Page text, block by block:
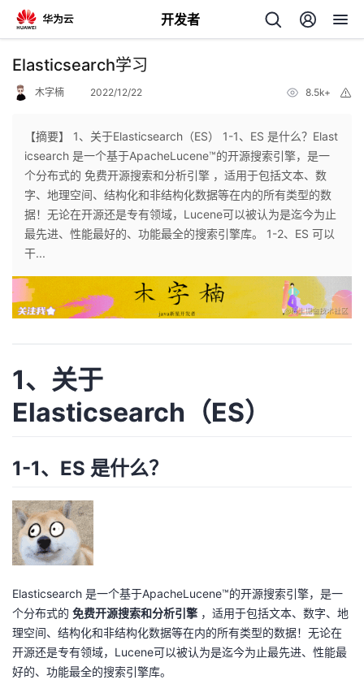
开发者
返
个
人
主
页
我
的
开
者
的
博
客
我
的
论
坛
我
的
圈
子
我
的
直
播
我
的
活
我
的
我
Elasticsearch学习
木字楠 2022/12/22 8.5k+
【摘要】 1、关于Elasticsearch（ES） 1-1、ES 是什么？Elast
icsearch 是一个基于ApacheLucene™的开源搜索引擎，是一
个分布式的 免费开源搜索和分析引擎 ，适用于包括文本、数
字、地理空间、结构化和非结构化数据等在内的所有类型的数
据！无论在开源还是专有领域，Lucene可以被认为是迄今为止
最先进、性能最好的、功能最全的搜索引擎库。 1-2、ES 可以
干...
1、关于
Elasticsearch（ES）
1-1、ES 是什么？
Elasticsearch 是一个基于ApacheLucene™的开源搜索引擎，是一
个分布式的 免费开源搜索和分析引擎 ，适用于包括文本、数字、地
理空间、结构化和非结构化数据等在内的所有类型的数据！无论在
开源还是专有领域，Lucene可以被认为是迄今为止最先进、性能最
好的、功能最全的搜索引擎库。